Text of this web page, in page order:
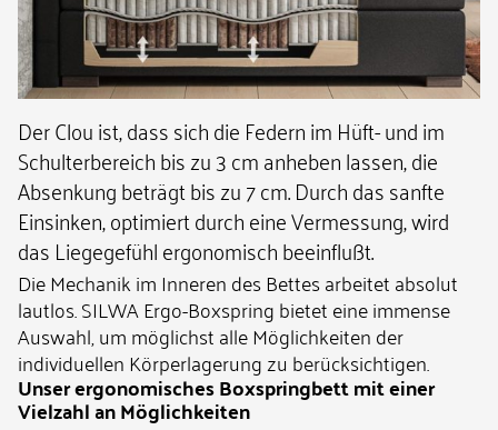
Der Clou ist, dass sich die Federn im Hüft- und im
Schulterbereich bis zu 3 cm anheben lassen, die
Absenkung beträgt bis zu 7 cm. Durch das sanfte
Einsinken, optimiert durch eine Vermessung, wird
das Liegegefühl ergonomisch beeinflußt.
Die Mechanik im Inneren des Bettes arbeitet absolut
lautlos. SILWA Ergo-Boxspring bietet eine immense
Auswahl, um möglichst alle Möglichkeiten der
individuellen Körperlagerung zu berücksichtigen.
Unser ergonomisches Boxspringbett mit einer
Vielzahl an Möglichkeiten